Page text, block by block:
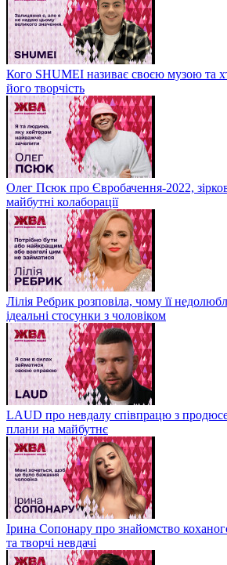
Кого SHUMEI називає своєю музою та
його творчість
Олег Псюк про Євробачення-2022,
майбутні колаборації
Лілія Ребрик розповіла, чому її
ідеальні стосунки з чоловіком
LAUD про невдалу співпрацю з
плани на майбутнє
Ірина Сопонару про знайомство
та творчі невдачі